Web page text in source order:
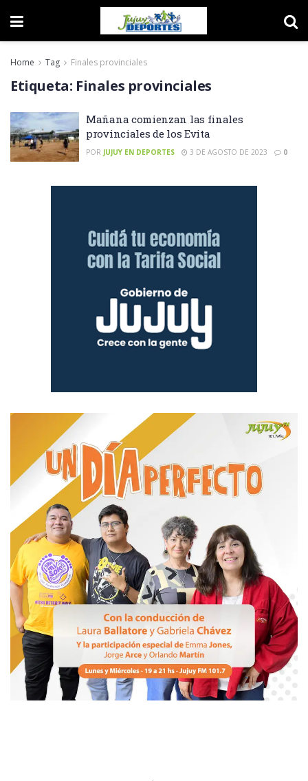
Home Tag Finales provinciales
Etiqueta: Finales provinciales
Mañana comienzan las finales
provinciales de los Evita
POR JUJUY EN DEPORTES 3 DE AGOSTO DE 2023 0